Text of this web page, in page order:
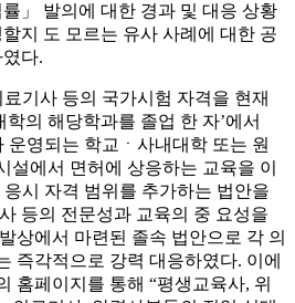
률」 발의에 대한 경과 및 대응 상황
지 도 모르는 유사 사례에 대한 공
다.
기사 등의 국가시험 자격을 현재
의 해당학과를 졸업 한 자’에서
운영되는 학교ㆍ사내대학 또는 원
설에서 면허에 상응하는 교육을 이
시 자격 범위를 추가하는 법안을
등의 전문성과 교육의 중 요성을
상에서 마련된 졸속 법안으로 각 의
즉각적으로 강력 대응하였다. 이에
홈페이지를 통해 “평생교육사, 위